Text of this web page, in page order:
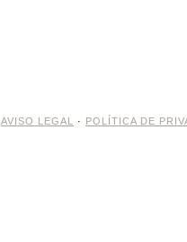
AVISO LEGAL · POLÍTICA DE